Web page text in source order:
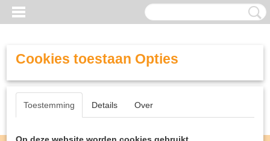
Cookies toestaan Opties
Toestemming Details Over
Op deze website worden cookies gebruikt